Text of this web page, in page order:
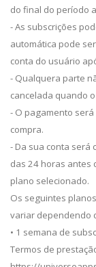
do final do período
- As subscrições
automática pode
conta do usuário
- Qualquera parte
cancelada quando
- O pagamento
compra.
- Da sua conta será
das 24 horas antes
plano selecionado.
Os seguintes
variar dependendo
• 1 semana de
Termos de